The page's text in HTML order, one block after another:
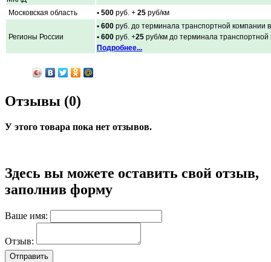
Московская область
• 500 руб. + 25 руб/км
Регионы России
• 600 руб. до терминала транспортной компании
• 600 руб. +25 руб/км до терминала
Подробнее...
Отзывы (0)
У этого товара пока нет отзывов.
Здесь вы можете оставить свой отзыв,
заполнив форму
Ваше имя:
Отзыв: